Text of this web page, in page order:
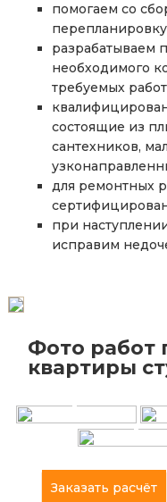
помогаем со
разрабатываем
необходимого
требуемых
состоящие из
сантехников,
для ремонтных
при
исправим
Фото работ
квартиры
+ +
Заказать расчёт